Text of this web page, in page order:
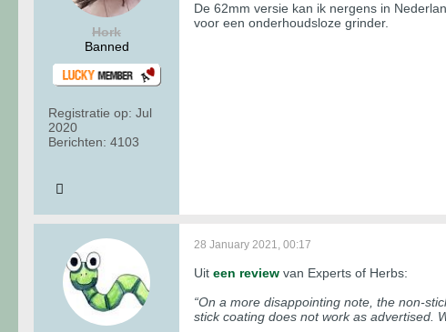
Hork
Banned
Registratie op: Jul
2020
Berichten: 4103
De 62mm versie kan ik nergens in
voor een onderhoudsloze grinder.
28 January 2021, 00:17
Uit een review van Experts of Herbs:
“On a more disappointing note, the non-
stick coating does not work as advertised.